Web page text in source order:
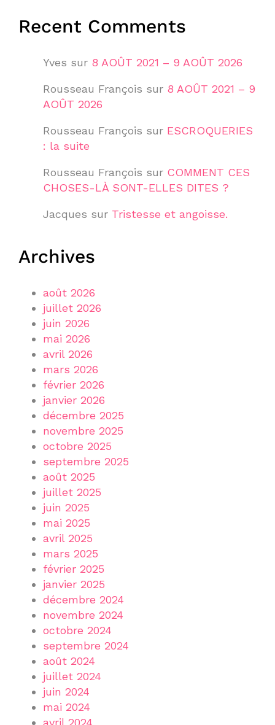
Recent Comments
Yves sur 8 AOÛT 2021 – 9 AOÛT 2026
Rousseau François sur 8 AOÛT 2021 – 9
AOÛT 2026
Rousseau François sur ESCROQUERIES
: la suite
Rousseau François sur COMMENT CES
CHOSES-LÀ SONT-ELLES DITES ?
Jacques sur Tristesse et angoisse.
Archives
août 2026
juillet 2026
juin 2026
mai 2026
avril 2026
mars 2026
février 2026
janvier 2026
décembre 2025
novembre 2025
octobre 2025
septembre 2025
août 2025
juillet 2025
juin 2025
mai 2025
avril 2025
mars 2025
février 2025
janvier 2025
décembre 2024
novembre 2024
octobre 2024
septembre 2024
août 2024
juillet 2024
juin 2024
mai 2024
avril 2024